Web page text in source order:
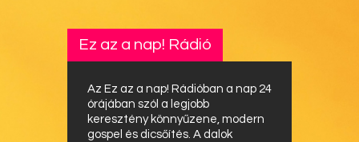
Ez az a nap! Rádió
Az Ez az a nap! Rádióban a nap 24
órájában szól a legjobb
keresztény könnyűzene, modern
gospel és dicsőítés. A dalok